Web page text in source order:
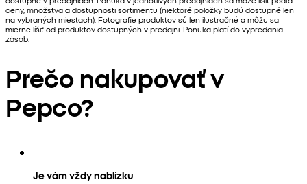
ceny, množstva a dostupnosti sortimentu (niektoré položky budú dostupné len
na vybraných miestach). Fotografie produktov sú len ilustračné a môžu sa
mierne líšiť od produktov dostupných v predajni. Ponuka platí do vypredania
zásob.
Prečo nakupovať v
Pepco?
Je vám vždy nablízku